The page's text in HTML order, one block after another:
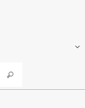
Vyhledávání